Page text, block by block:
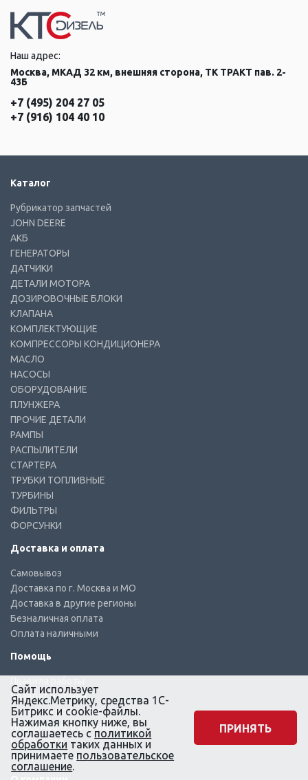
Наш адрес:
Москва, МКАД 32 км, внешняя сторона, ТК ТРАКТ пав. 2-
43Б
+7 (495) 204 27 05
+7 (916) 104 40 10
Каталог
Рубрикатор запчастей
JOHN DEERE
АКБ
ГЕНЕРАТОРЫ
ДАТЧИКИ
ДЕТАЛИ МОТОРА
ДОЗИРОВОЧНЫЕ БЛОКИ
КЛАПАНА
КОМПЛЕКТУЮЩИЕ
КОМПРЕССОРЫ КОНДИЦИОНЕРА
МАСЛО
НАСОСЫ
ОБОРУДОВАНИЕ
ПЛУНЖЕРА
ПРОЧИЕ ДЕТАЛИ
РАМПЫ
РАСПЫЛИТЕЛИ
СТАРТЕРА
ТРУБКИ ТОПЛИВНЫЕ
ТУРБИНЫ
ФИЛЬТРЫ
ФОРСУНКИ
Доставка и оплата
Самовывоз
Доставка по г. Москва и МО
Доставка в другие регионы
Безналичная оплата
Оплата наличными
Помощь
Возврат и обмен
Оптовым клиентам
Информация о безопасности
Карта сайта
Вход / Регистрация
Сайт использует
Яндекс.Метрику, средства 1С-
Битрикс и cookie-файлы.
Нажимая кнопку ниже, вы
соглашаетесь с политикой
обработки таких данных и
принимаете пользовательское
соглашение.
ПРИНЯТЬ